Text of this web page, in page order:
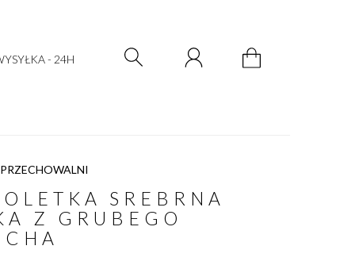
- 24H
SREBRNA
Z GRUBEGO